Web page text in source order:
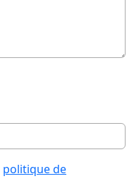
politique de